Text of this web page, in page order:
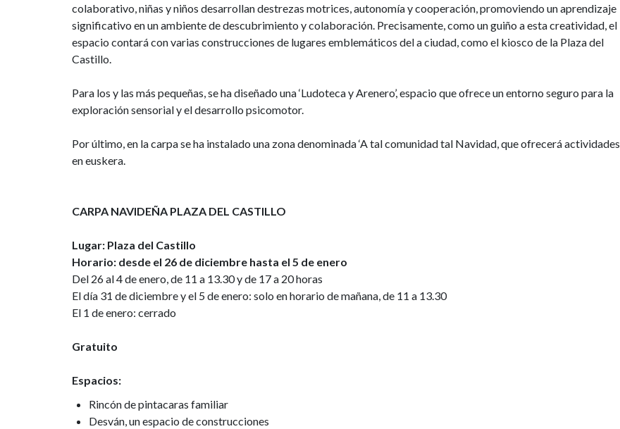
colaborativo, niñas y niños desarrollan destrezas motrices, autonomía y cooperación, promoviendo un aprendizaje
significativo en un ambiente de descubrimiento y colaboración. Precisamente, como un guiño a esta creatividad, el
espacio contará con varias construcciones de lugares emblemáticos del a ciudad, como el kiosco de la Plaza del
Castillo.
Para los y las más pequeñas, se ha diseñado una ‘Ludoteca y Arenero’, espacio que ofrece un entorno seguro para la
exploración sensorial y el desarrollo psicomotor.
Por último, en la carpa se ha instalado una zona denominada ‘A tal comunidad tal Navidad, que ofrecerá actividades
en euskera.
CARPA NAVIDEÑA PLAZA DEL CASTILLO
Lugar: Plaza del Castillo
Horario: desde el 26 de diciembre hasta el 5 de enero
Del 26 al 4 de enero, de 11 a 13.30 y de 17 a 20 horas
El día 31 de diciembre y el 5 de enero: solo en horario de mañana, de 11 a 13.30
El 1 de enero: cerrado
Gratuito
Espacios:
Rincón de pintacaras familiar
Desván, un espacio de construcciones